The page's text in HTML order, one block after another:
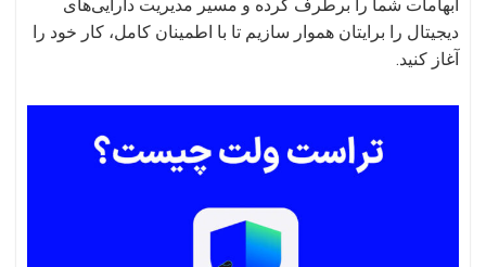
ابهامات شما را برطرف کرده و مسیر مدیریت دارایی‌های
دیجیتال را برایتان هموار سازیم تا با اطمینان کامل، کار خود را
آغاز کنید.